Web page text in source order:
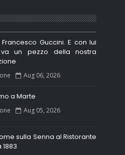
Guccini. E con lui
un pezzo della nostra
Aug 06, 2026
a Marte
Aug 05, 2026
sulla Senna al Ristorante